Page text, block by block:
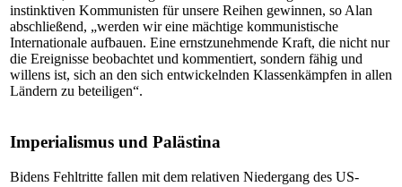
instinktiven Kommunisten für unsere Reihen gewinnen, so Alan
abschließend, „werden wir eine mächtige kommunistische
Internationale aufbauen. Eine ernstzunehmende Kraft, die nicht nur
die Ereignisse beobachtet und kommentiert, sondern fähig und
willens ist, sich an den sich entwickelnden Klassenkämpfen in allen
Ländern zu beteiligen“.
Imperialismus und Palästina
Bidens Fehltritte fallen mit dem relativen Niedergang des US-